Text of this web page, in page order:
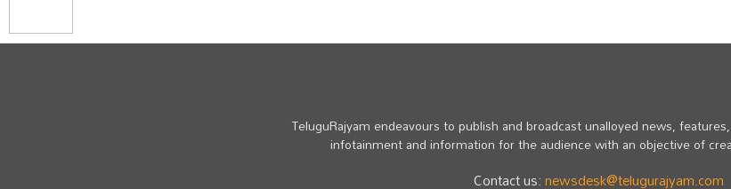
TeluguRajyam endeavours to publish and broadcast unalloyed news,
infotainment and information for the audience with an objective of
Contact us:newsdesk@telugurajyam.com